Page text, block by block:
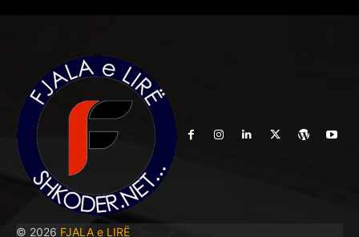
© 2026 FJALA e LIRË